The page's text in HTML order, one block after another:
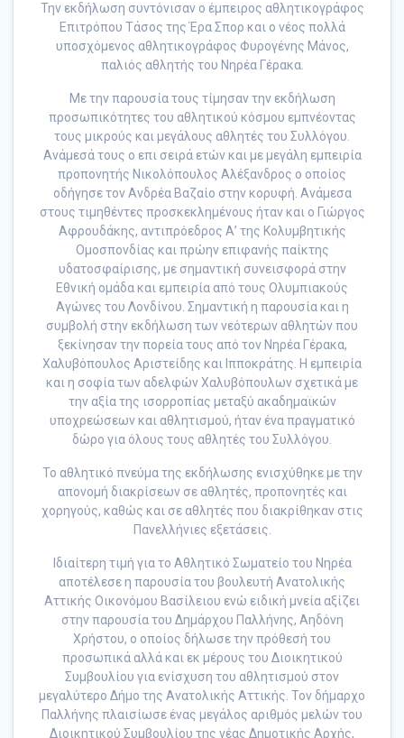
Την εκδήλωση συντόνισαν ο έμπειρος αθλητικογράφος
Επιτρόπου Τάσος της Έρα Σπορ και ο νέος πολλά
υποσχόμενος αθλητικογράφος Φυρογένης Μάνος,
παλιός αθλητής του Νηρέα Γέρακα.
Με την παρουσία τους τίμησαν την εκδήλωση
προσωπικότητες του αθλητικού κόσμου εμπνέοντας
τους μικρούς και μεγάλους αθλητές του Συλλόγου.
Ανάμεσά τους ο επι σειρά ετών και με μεγάλη εμπειρία
προπονητής Νικολόπουλος Αλέξανδρος ο οποίος
οδήγησε τον Ανδρέα Βαζαίο στην κορυφή. Ανάμεσα
στους τιμηθέντες προσκεκλημένους ήταν και ο Γιώργος
Αφρουδάκης, αντιπρόεδρος Α’ της Κολυμβητικής
Ομοσπονδίας και πρώην επιφανής παίκτης
υδατοσφαίρισης, με σημαντική συνεισφορά στην
Εθνική ομάδα και εμπειρία από τους Ολυμπιακούς
Αγώνες του Λονδίνου. Σημαντική η παρουσία και η
συμβολή στην εκδήλωση των νεότερων αθλητών που
ξεκίνησαν την πορεία τους από τον Νηρέα Γέρακα,
Χαλυβόπουλος Αριστείδης και Ιπποκράτης. Η εμπειρία
και η σοφία των αδελφών Χαλυβόπουλων σχετικά με
την αξία της ισορροπίας μεταξύ ακαδημαϊκών
υποχρεώσεων και αθλητισμού, ήταν ένα πραγματικό
δώρο για όλους τους αθλητές του Συλλόγου.
Το αθλητικό πνεύμα της εκδήλωσης ενισχύθηκε με την
απονομή διακρίσεων σε αθλητές, προπονητές και
χορηγούς, καθώς και σε αθλητές που διακρίθηκαν στις
Πανελλήνιες εξετάσεις.
Ιδιαίτερη τιμή για το Αθλητικό Σωματείο του Νηρέα
αποτέλεσε η παρουσία του βουλευτή Ανατολικής
Αττικής Οικονόμου Βασίλειου ενώ ειδική μνεία αξίζει
στην παρουσία του Δημάρχου Παλλήνης, Αηδόνη
Χρήστου, ο οποίος δήλωσε την πρόθεσή του
προσωπικά αλλά και εκ μέρους του Διοικητικού
Συμβουλίου για ενίσχυση του αθλητισμού στον
μεγαλύτερο Δήμο της Ανατολικής Αττικής. Τον δήμαρχο
Παλλήνης πλαισίωσε ένας μεγάλος αριθμός μελών του
Διοικητικού Συμβουλίου της νέας Δημοτικής Αρχής,